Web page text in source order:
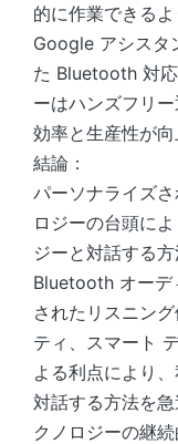
的に作業できる
Google アシスタ
た Bluetooth 対
ーはハンズフリ
効率と生産性が向
結論：
パーソナライズ
ロジーの台頭に
ジーと対話する
Bluetooth オーデ
されたリスニン
ティ、スマート
よる利点により
対話する方法を
クノロジーの継